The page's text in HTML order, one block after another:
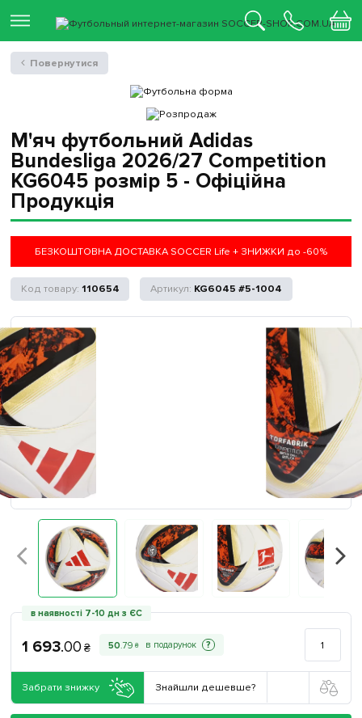
М'яч футбольний Adidas
Bundesliga 2026/27 Competition
KG6045 розмір 5 - Офіційна
Продукція
БЕЗКОШТОВНА ДОСТАВКА SOCCER Life + ЗНИЖКИ до -60%
110654 KG6045 #5-1004
в наявності 7-10 дн з ЄС
1 693.00 ₴ 50.79 ₴ ?
Забрати знижку Знайшли дешевше?
Повернутися